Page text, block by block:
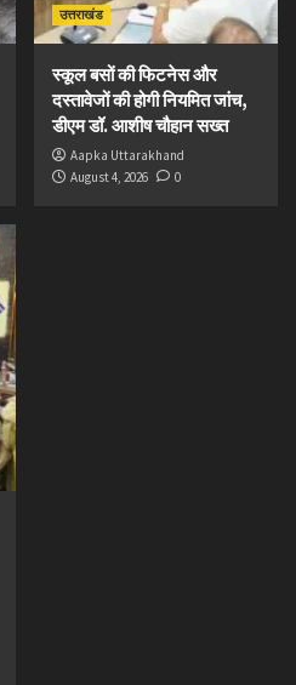
उत्तराखंड
स्कूल बसों की फिटनेस और
दस्तावेजों की होगी नियमित जांच,
डीएम डॉ. आशीष चौहान सख्त
Aapka Uttarakhand
August 4, 2026
0